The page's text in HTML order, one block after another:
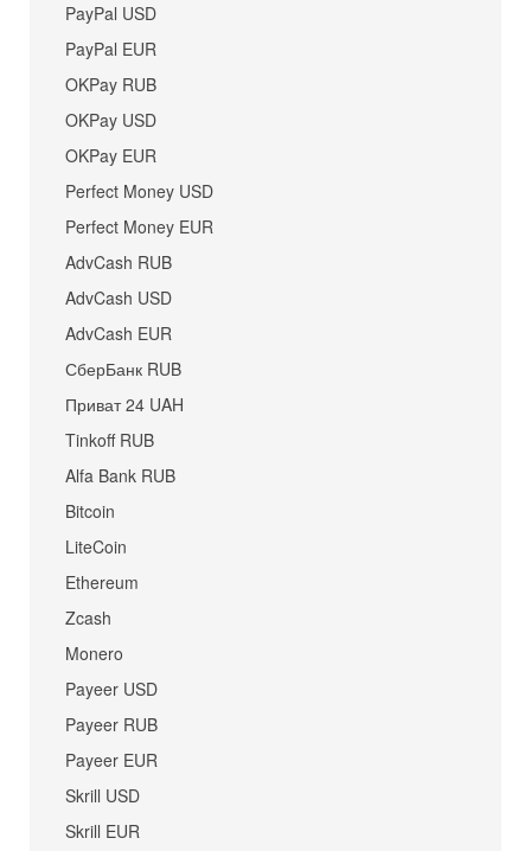
PayPal USD
PayPal EUR
OKPay RUB
OKPay USD
OKPay EUR
Perfect Money USD
Perfect Money EUR
AdvCash RUB
AdvCash USD
AdvCash EUR
СберБанк RUB
Приват 24 UAH
Tinkoff RUB
Alfa Bank RUB
Bitcoin
LiteCoin
Ethereum
Zcash
Monero
Payeer USD
Payeer RUB
Payeer EUR
Skrill USD
Skrill EUR